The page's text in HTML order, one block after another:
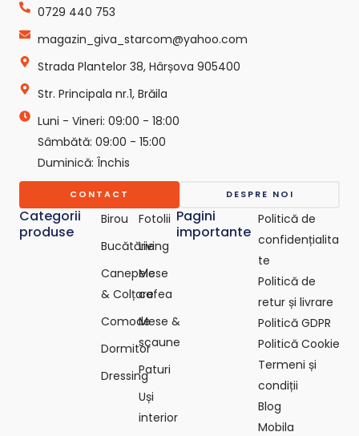
b
o
a
r
m
o
-
v
r
e
p
o
-
c
o
m
Categorii
produse
Birou
Bucătărie
Canepele
& Colțare
Comode
Dormitor
Dressing
Fotolii
Living
Mese
cafea
Mese &
scaune
Paturi
Uși
interior
Pagini
importante
Politică de
confidențialita
te
Politică de
retur și livrare
Politică GDPR
Politică Cookie
Termeni și
condiții
Blog
Mobila
0729 440 753
magazin_giva_starcom@yahoo.com
Strada Plantelor 38, Hârșova 905400
Str. Principala nr.1, Brăila
Luni - Vineri: 09:00 - 18:00
Sâmbătă: 09:00 - 15:00
Duminică: Închis
CONTACT DESPRE NOI